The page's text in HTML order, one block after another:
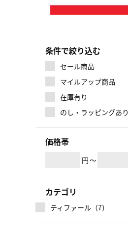
マイルアップ商品
条件で絞り込む
セール商品
在庫有り
のし・ラッピングあり
価格帯
円～
カテゴリ
ティファール（7）